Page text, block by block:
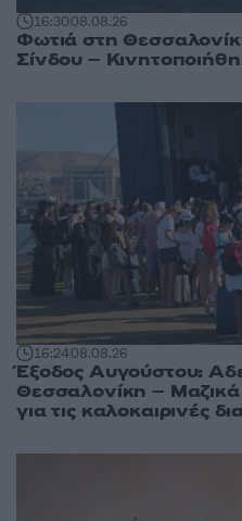
16:3008.08.26
Φωτιά στη
Σίνδου –
16:2408.08.26
Έξοδος Αυγούστου:
Θεσσαλονίκη –
για τις καλοκαιρινές